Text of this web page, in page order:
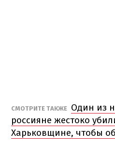
СМОТРИТЕ ТАКЖЕ Один из
россияне жестоко
Харьковщине, чтобы